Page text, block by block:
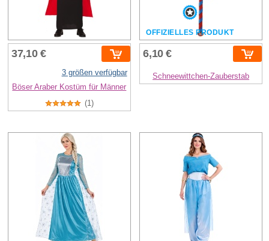
37,10 €
3 größen verfügbar
Böser Araber Kostüm für Männer
(1)
OFFIZIELLES PRODUKT
6,10 €
Schneewittchen-Zauberstab